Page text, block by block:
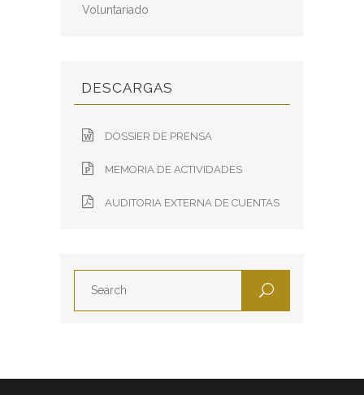
Voluntariado
DESCARGAS
DOSSIER DE PRENSA
MEMORIA DE ACTIVIDADES
AUDITORIA EXTERNA DE CUENTAS